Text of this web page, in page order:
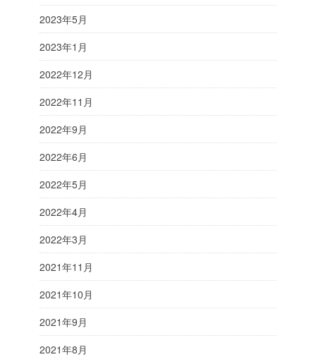
2023年5月
2023年1月
2022年12月
2022年11月
2022年9月
2022年6月
2022年5月
2022年4月
2022年3月
2021年11月
2021年10月
2021年9月
2021年8月